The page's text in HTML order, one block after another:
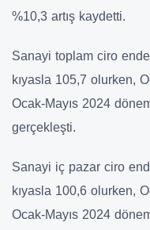
%10,3 artış kaydetti.
Sanayi toplam ciro
kıyasla 105,7 olurken,
Ocak-Mayıs 2024
gerçekleşti.
Sanayi iç pazar ciro
kıyasla 100,6 olurken,
Ocak-Mayıs 2024